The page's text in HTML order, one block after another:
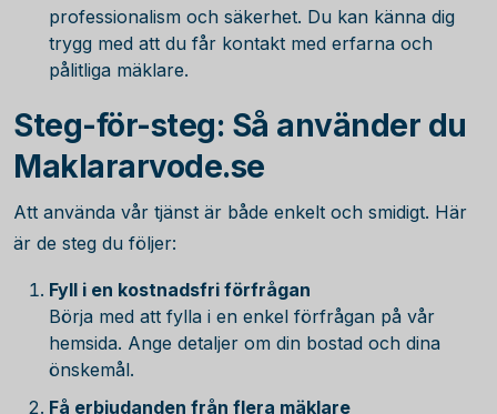
professionalism och säkerhet. Du kan känna dig
trygg med att du får kontakt med erfarna och
pålitliga mäklare.
Steg-för-steg: Så använder du
Maklararvode.se
Att använda vår tjänst är både enkelt och smidigt. Här
är de steg du följer:
Fyll i en kostnadsfri förfrågan
Börja med att fylla i en enkel förfrågan på vår
hemsida. Ange detaljer om din bostad och dina
önskemål.
Få erbjudanden från flera mäklare